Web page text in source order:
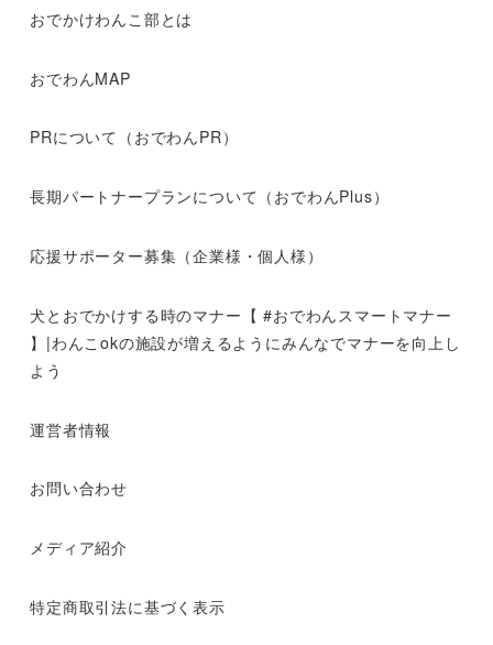
おでかけわんこ部とは
おでわんMAP
PRについて（おでわんPR）
長期パートナープランについて（おでわんPlus）
応援サポーター募集（企業様・個人様）
犬とおでかけする時のマナー【 #おでわんスマートマナー
】|わんこokの施設が増えるようにみんなでマナーを向上し
よう
運営者情報
お問い合わせ
メディア紹介
特定商取引法に基づく表示